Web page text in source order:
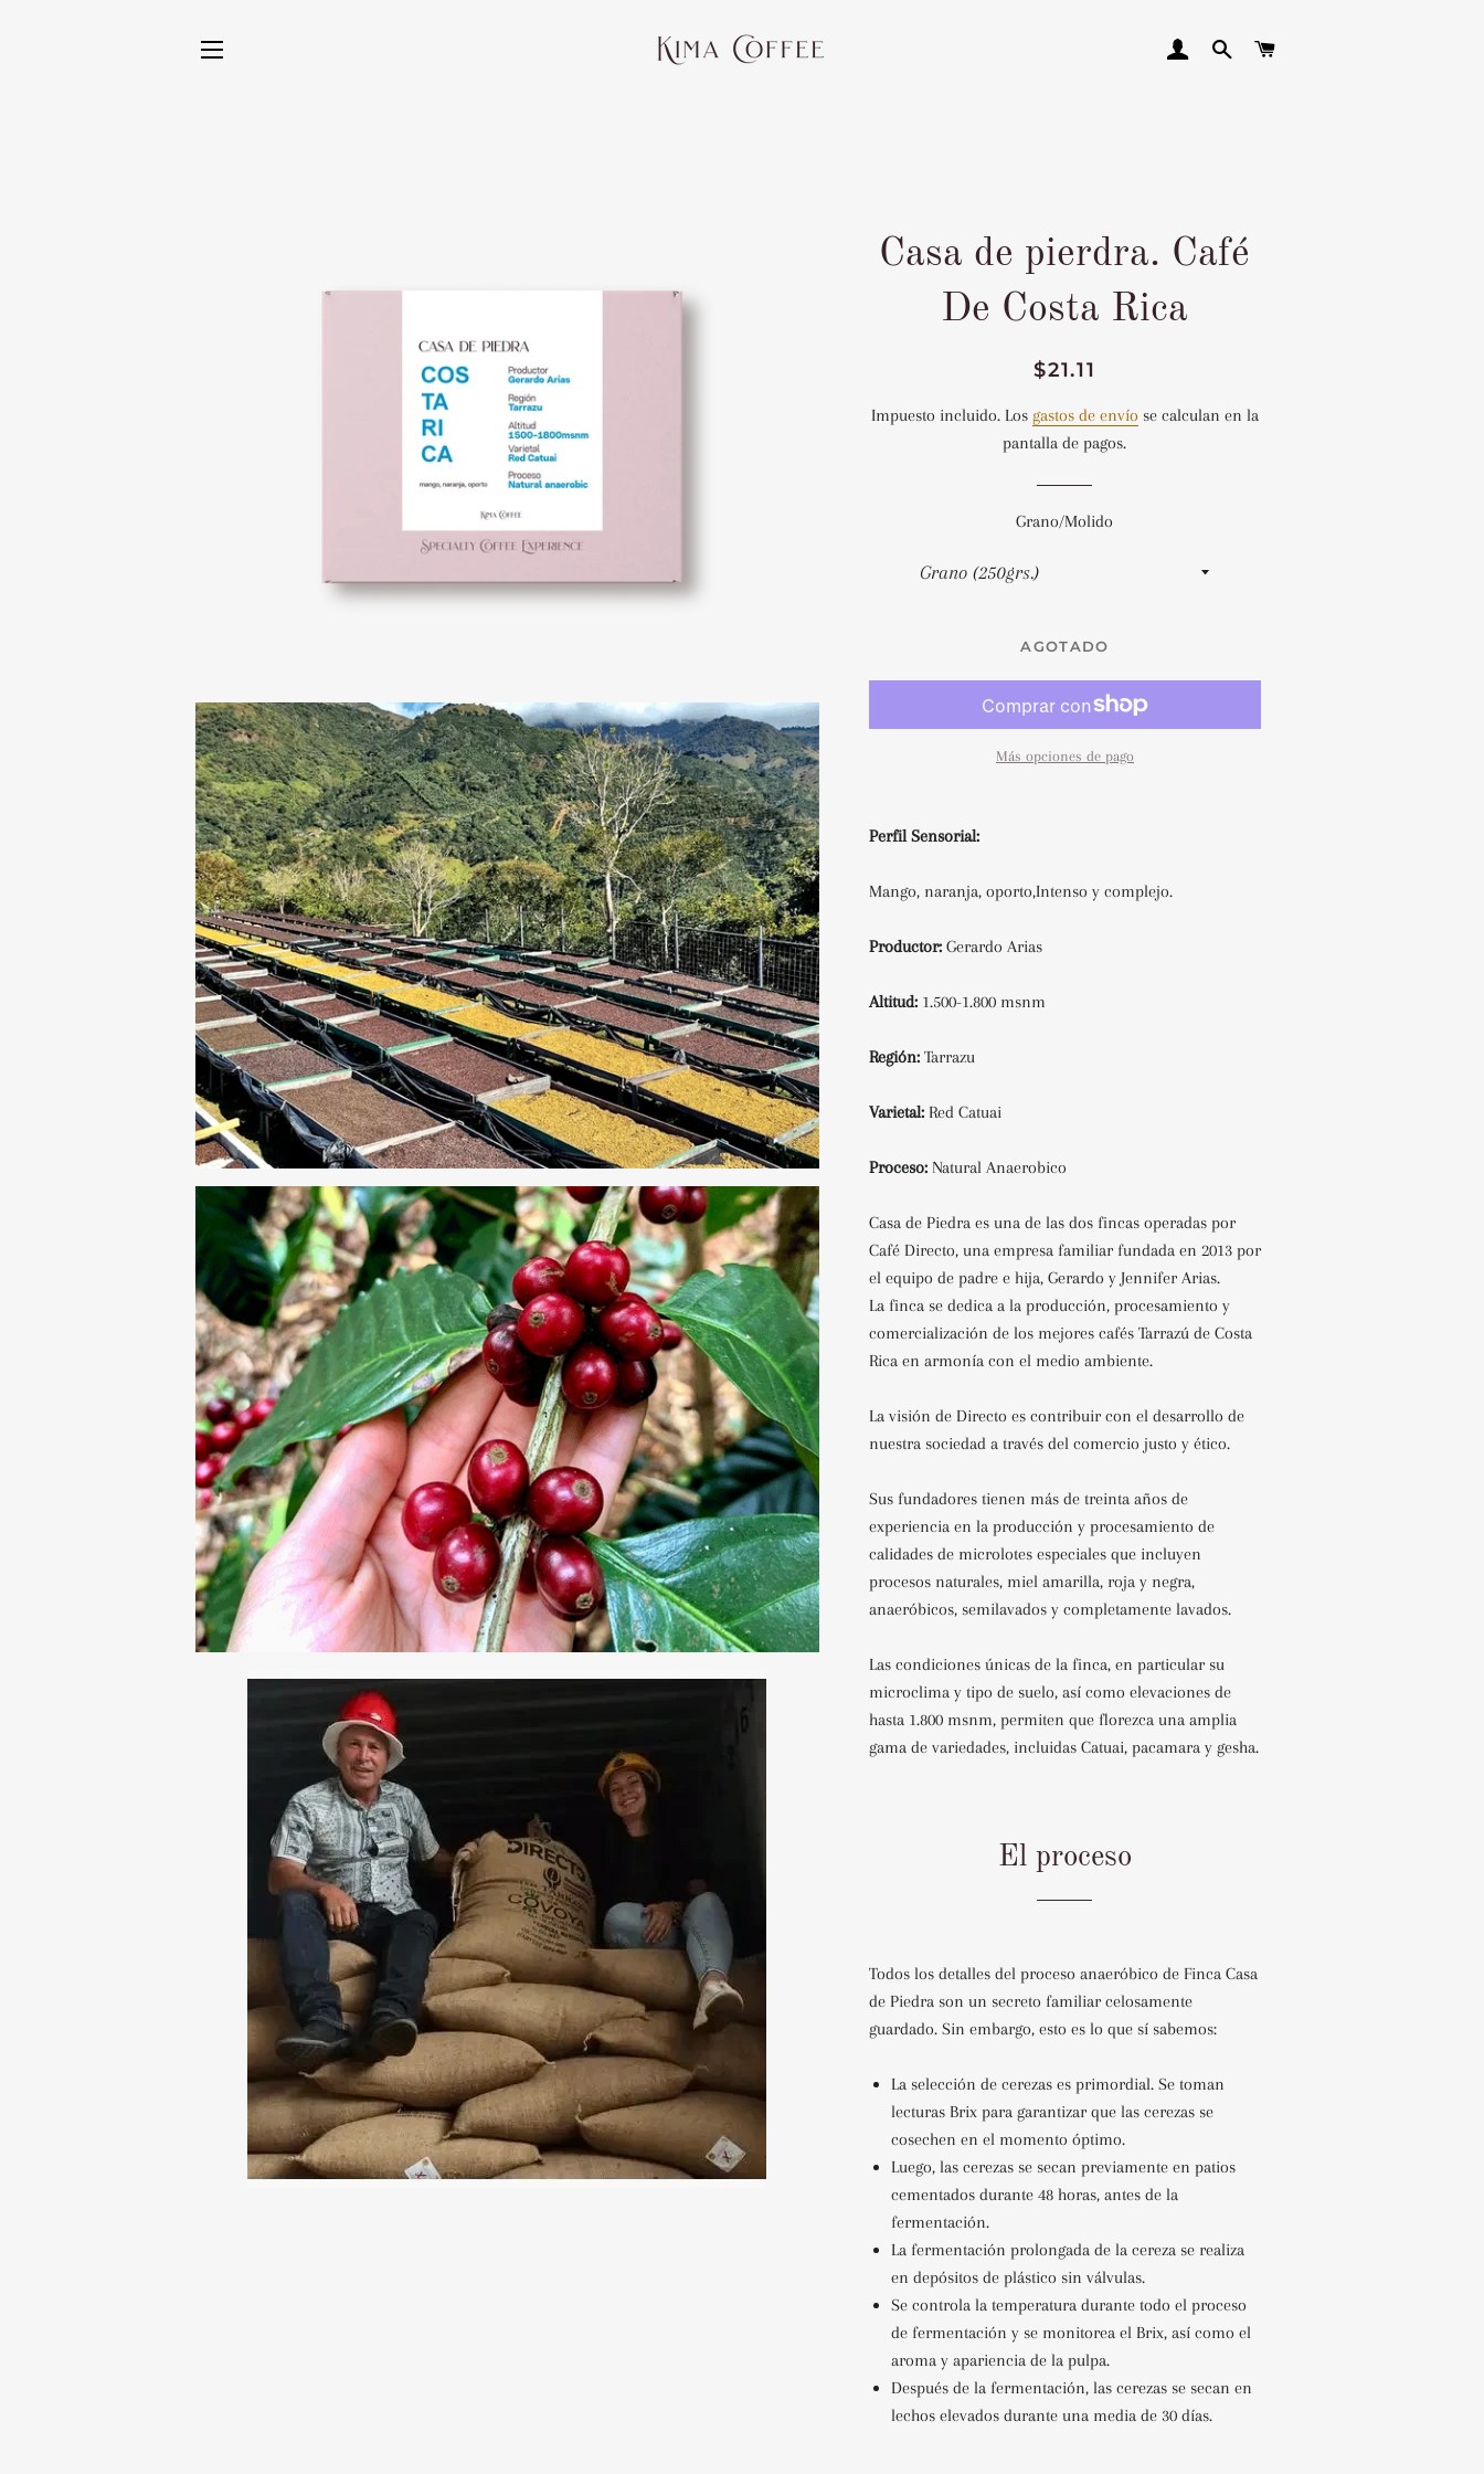
INGRESAR
BUSCAR
Casa de pierdra. Café
De Costa Rica
Precio
Precio
venta
$21.11
Impuesto incluido. Los gastos de envío se calculan en la
pantalla de pagos.
Grano/Molido
AGOTADO
Más opciones de pago
Perfil Sensorial:
Mango, naranja, oporto,Intenso y complejo.
Productor: Gerardo Arias
Altitud:1.500-1.800 msnm
Región: Tarrazu
Varietal: Red Catuai
Proceso:Natural Anaerobico
Casa de Piedra es una de las dos fincas operadas por
Café Directo, una empresa familiar fundada en 2013 por
el equipo de padre e hija, Gerardo y Jennifer Arias.
La finca se dedica a la producción, procesamiento y
comercialización de los mejores cafés Tarrazú de Costa
Rica en armonía con el medio ambiente.
La visión de Directo es contribuir con el desarrollo de
nuestra sociedad a través del comercio justo y ético.
Sus fundadores tienen más de treinta años de
experiencia en la producción y procesamiento de
calidades de microlotes especiales que incluyen
procesos naturales, miel amarilla, roja y negra,
anaeróbicos, semilavados y completamente lavados.
Las condiciones únicas de la finca, en particular su
microclima y tipo de suelo, así como elevaciones de
hasta 1.800 msnm, permiten que florezca una amplia
gama de variedades, incluidas Catuai, pacamara y gesha.
El proceso
Todos los detalles del proceso anaeróbico de Finca Casa
de Piedra son un secreto familiar celosamente
guardado. Sin embargo, esto es lo que sí sabemos:
La selección de cerezas es primordial. Se toman
lecturas Brix para garantizar que las cerezas se
cosechen en el momento óptimo.
Luego, las cerezas se secan previamente en patios
cementados durante 48 horas, antes de la
fermentación.
La fermentación prolongada de la cereza se realiza
en depósitos de plástico sin válvulas.
Se controla la temperatura durante todo el proceso
de fermentación y se monitorea el Brix, así como el
aroma y apariencia de la pulpa.
Después de la fermentación, las cerezas se secan en
lechos elevados durante una media de 30 días.